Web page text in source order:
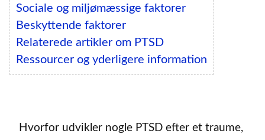
Sociale og miljømæssige faktorer
Beskyttende faktorer
Relaterede artikler om PTSD
Ressourcer og yderligere information
Hvorfor udvikler nogle PTSD efter et traume,